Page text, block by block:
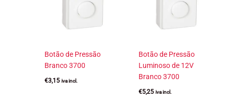
Botão de Pressão
Branco 3700
€3,15 iva incl.
Botão de Pressão
Luminoso de 12V
Branco 3700
€5,25 iva incl.